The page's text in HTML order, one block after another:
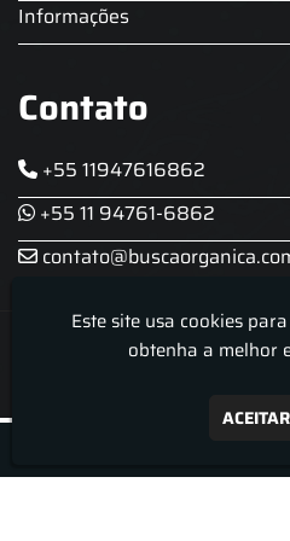
Informações
Contato
+55 11947616862
+55 11 94761-6862
Roda do Chopp - Aluguel De
Este site usa cookies
obtenha a melhor
ACEITAR